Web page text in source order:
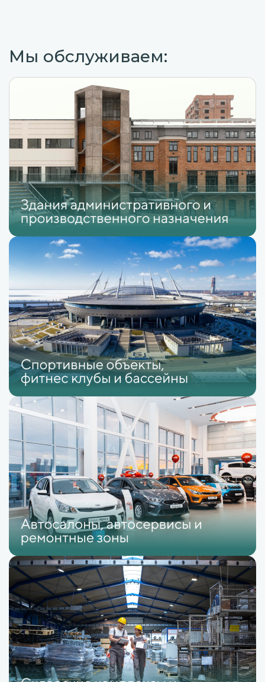
Мы обслуживаем: